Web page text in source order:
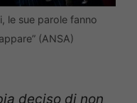
le sue parole fanno
(ANSA)
deciso di non